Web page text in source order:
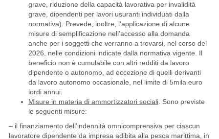
grave, riduzione della capacità lavorativa per invalidità
grave, dipendenti per lavori usuranti individuati dalla
normativa). Prevede, inoltre, l’applicazione di alcune
misure di semplificazione nell’accesso alla domanda
anche per i soggetti che verranno a trovarsi, nel corso del
2026, nelle condizioni indicate dalla normativa vigente. Il
beneficio non è cumulabile con altri redditi da lavoro
dipendente o autonomo, ad eccezione di quelli derivanti
da lavoro autonomo occasionale, nel limite di 5mila euro
lordi annui.
Misure in materia di ammortizzatori sociali. Sono previste
le seguenti misure:
– il finanziamento dell’indennità omnicomprensiva per ciascun
lavoratore dipendente da impresa adibita alla pesca marittima, in